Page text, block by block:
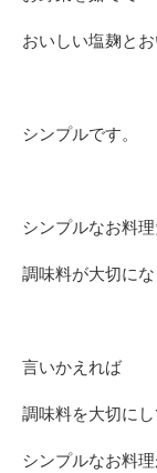
おいしい塩麹と
シンプルです。
シンプルなお料
調味料が大切にな
言いかえれば
調味料を大切に
シンプルなお料理